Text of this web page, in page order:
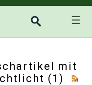
☰
mit
(1)